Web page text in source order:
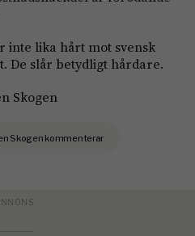
inte lika hårt mot svensk
De slår betydligt hårdare.
Skogen
Skogen kommenterar